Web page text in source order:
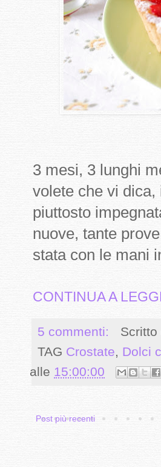
3 mesi, 3 lunghi
volete che vi
piuttosto
nuove, tante
stata con le mani
CONTINUA A
5 commenti: Scritto
TAG Crostate Dolci
alle 15:00:00
Post più recenti